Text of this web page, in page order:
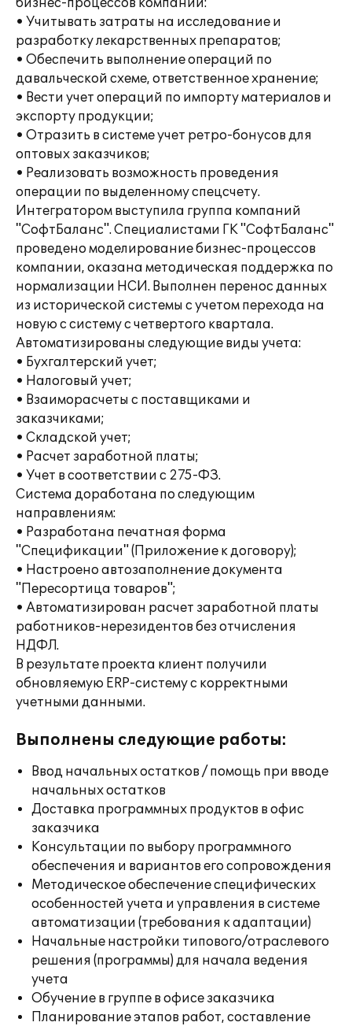
бизнес-процессов компании:
• Учитывать затраты на исследование и
разработку лекарственных препаратов;
• Обеспечить выполнение операций по
давальческой схеме, ответственное хранение;
• Вести учет операций по импорту материалов и
экспорту продукции;
• Отразить в системе учет ретро-бонусов для
оптовых заказчиков;
• Реализовать возможность проведения
операции по выделенному спецсчету.
Интегратором выступила группа компаний
"СофтБаланс". Специалистами ГК "СофтБаланс"
проведено моделирование бизнес-процессов
компании, оказана методическая поддержка по
нормализации НСИ. Выполнен перенос данных
из исторической системы с учетом перехода на
новую с систему с четвертого квартала.
Автоматизированы следующие виды учета:
• Бухгалтерский учет;
• Налоговый учет;
• Взаиморасчеты с поставщиками и
заказчиками;
• Складской учет;
• Расчет заработной платы;
• Учет в соответствии с 275-ФЗ.
Система доработана по следующим
направлениям:
• Разработана печатная форма
"Спецификации" (Приложение к договору);
• Настроено автозаполнение документа
"Пересортица товаров";
• Автоматизирован расчет заработной платы
работников-нерезидентов без отчисления
НДФЛ.
В результате проекта клиент получили
обновляемую ERP-систему с корректными
учетными данными.
Выполнены следующие работы:
Ввод начальных остатков / помощь при вводе
начальных остатков
Доставка программных продуктов в офис
заказчика
Консультации по выбору программного
обеспечения и вариантов его сопровождения
Методическое обеспечение специфических
особенностей учета и управления в системе
автоматизации (требования к адаптации)
Начальные настройки типового/отраслевого
решения (программы) для начала ведения
учета
Обучение в группе в офисе заказчика
Планирование этапов работ, составление